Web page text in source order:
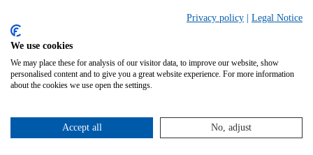
Über uns
Unternehmen
Presse
Service
Privacy policy Legal Notice
We use cookies
We may place these for analysis of our visitor data, to improve our website, show
personalised content and to give you a great website experience. For more information
about the cookies we use open the settings.
Accept all No, adjust